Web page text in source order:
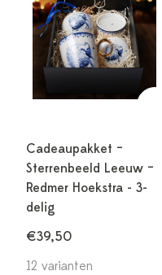
Cadeaupakket –
Sterrenbeeld Leeuw –
Redmer Hoekstra - 3-
delig
€39,50
12 varianten